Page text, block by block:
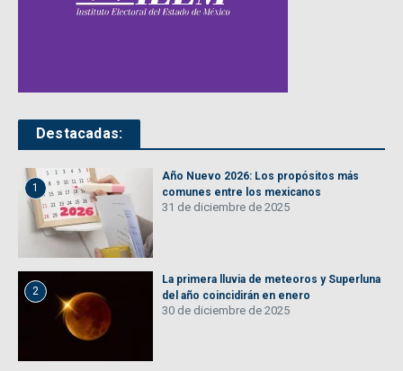
Destacadas:
1
Año Nuevo 2026: Los propósitos más
comunes entre los mexicanos
31 de diciembre de 2025
2
La primera lluvia de meteoros y Superluna
del año coincidirán en enero
30 de diciembre de 2025